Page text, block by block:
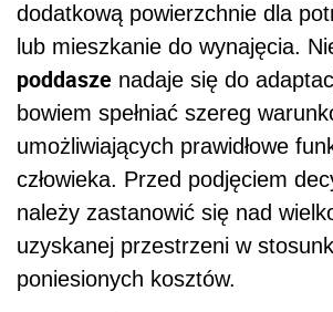
dodatkową powierzchnie dla
lub mieszkanie do wynajęcia.
poddasze nadaje się do
bowiem spełniać szereg
umożliwiających prawidłowe
człowieka. Przed podjęciem
należy zastanowić się nad
uzyskanej przestrzeni w
poniesionych kosztów.